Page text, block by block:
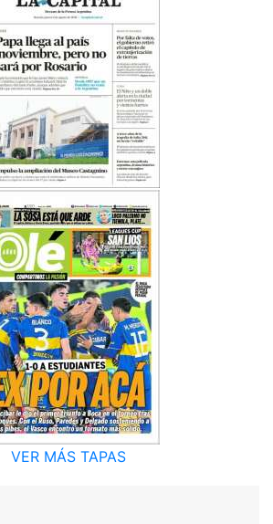
VER MÁS TAPAS